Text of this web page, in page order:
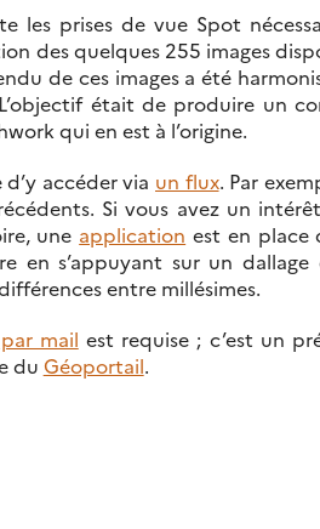
les prises de vue Spot
des quelques 255 images
de ces images a été
était de produire un
qui en est à l’origine.
accéder via un flux. Par
Si vous avez un
une application est en place
en s’appuyant sur un
entre millésimes.
mail est requise ; c’est un
du Géoportail.